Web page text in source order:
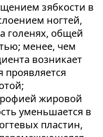
зябкости в
ногтей,
голенях, общей
менее, чем
возникает
жировой
уменьшается в
пластин,